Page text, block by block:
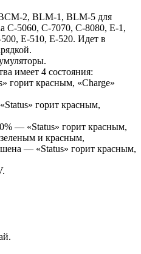
2, BLM-1, BLM-5 для
C-5060, C-7070, C-8080, E-1,
E-510, E-520. Идет в
имеет 4 состояния:
горит красным, «Charge»
горит красным,
— «Status» горит красным,
и красным,
— «Status» горит красным,